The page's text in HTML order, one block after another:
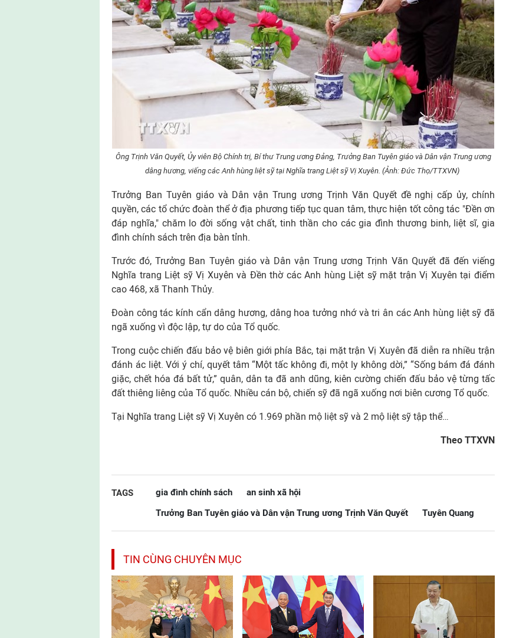
Ông Trịnh Văn Quyết, Ủy viên Bộ Chính trị, Bí thư Trung ương Đảng, Trưởng Ban Tuyên giáo và Dân vận Trung ương
dâng hương, viếng các Anh hùng liệt sỹ tại Nghĩa trang Liệt sỹ Vị Xuyên. (Ảnh: Đức Thọ/TTXVN)
Trưởng Ban Tuyên giáo và Dân vận Trung ương Trịnh Văn Quyết đề nghị cấp ủy, chính
quyền, các tổ chức đoàn thể ở địa phương tiếp tục quan tâm, thực hiện tốt công tác "Đền ơn
đáp nghĩa," chăm lo đời sống vật chất, tinh thần cho các gia đình thương binh, liệt sĩ, gia
đình chính sách trên địa bàn tỉnh.
Trước đó, Trưởng Ban Tuyên giáo và Dân vận Trung ương Trịnh Văn Quyết đã đến viếng
Nghĩa trang Liệt sỹ Vị Xuyên và Đền thờ các Anh hùng Liệt sỹ mặt trận Vị Xuyên tại điểm
cao 468, xã Thanh Thủy.
Đoàn công tác kính cẩn dâng hương, dâng hoa tưởng nhớ và tri ân các Anh hùng liệt sỹ đã
ngã xuống vì độc lập, tự do của Tổ quốc.
Trong cuộc chiến đấu bảo vệ biên giới phía Bắc, tại mặt trận Vị Xuyên đã diễn ra nhiều trận
đánh ác liệt. Với ý chí, quyết tâm “Một tấc không đi, một ly không dời,” “Sống bám đá đánh
giặc, chết hóa đá bất tử,” quân, dân ta đã anh dũng, kiên cường chiến đấu bảo vệ từng tấc
đất thiêng liêng của Tổ quốc. Nhiều cán bộ, chiến sỹ đã ngã xuống nơi biên cương Tổ quốc.
Tại Nghĩa trang Liệt sỹ Vị Xuyên có 1.969 phần mộ liệt sỹ và 2 mộ liệt sỹ tập thể…
Theo TTXVN
TAGS gia đình chính sách an sinh xã hội
Trưởng Ban Tuyên giáo và Dân vận Trung ương Trịnh Văn Quyết Tuyên Quang
TIN CÙNG CHUYÊN MỤC